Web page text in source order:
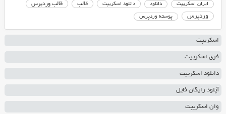
ایران اسکریپت دانلود دانلود اسکریپت قالب قالب وردپرس
وردپرس پوسته وردپرس
اسکریپت
فری اسکریپت
دانلود اسکریپت
آپلود رایگان فایل
وان اسکریپت